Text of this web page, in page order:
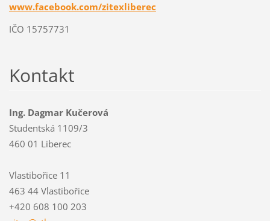
www.facebook.com/zitexliberec
IČO 15757731
Kontakt
Ing. Dagmar Kučerová
Studentská 1109/3
460 01 Liberec
Vlastibořice 11
463 44 Vlastibořice
+420 608 100 203